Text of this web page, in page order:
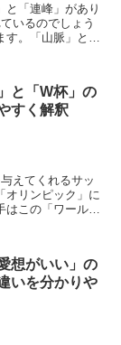
と「連峰」があり
いるのでしょう
す。「山脈」と
と「W杯」の
すく解釈
えてくれるサッ
オリンピック」に
はこの「ワールド
想がいい」の
いを分かりや